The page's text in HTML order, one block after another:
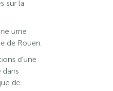
sur la
urne
de Rouen.
d’une
de